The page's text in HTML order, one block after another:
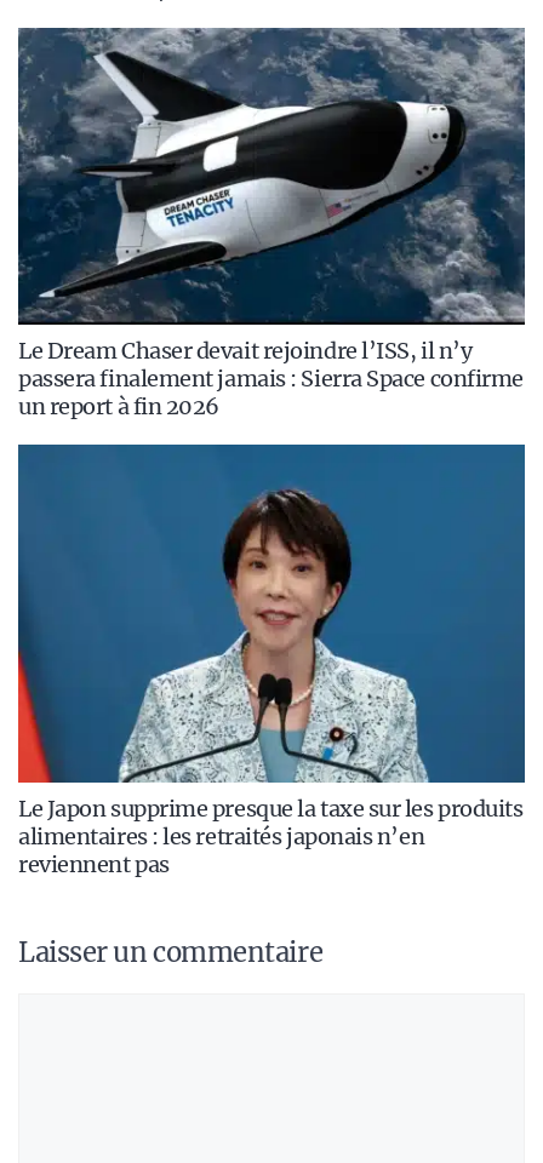
Le Dream Chaser devait rejoindre l’ISS, il n’y
passera finalement jamais : Sierra Space confirme
un report à fin 2026
Le Japon supprime presque la taxe sur les produits
alimentaires : les retraités japonais n’en
reviennent pas
Laisser un commentaire